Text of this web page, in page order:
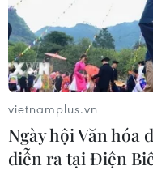
06/08/2026 08:36
Làn sóng tấn công
các quỹ đầu cơ lớn
06/08/2026 06:47
Anh công bố kết quả
vietnamplus.vn
Ngày hội Văn hóa
diễn ra tại Điện